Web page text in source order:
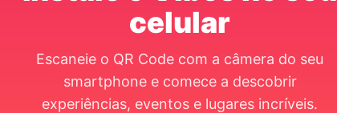
celular
Escaneie o QR Code com a câmera do seu
smartphone e comece a descobrir
experiências, eventos e lugares incríveis.